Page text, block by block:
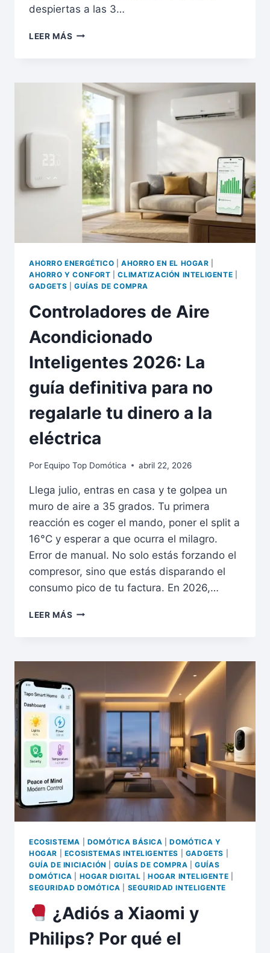
despiertas a las 3…
LEER MÁS
CÓMO
XIAOMI
SMART
FAN
REDEFINE
EL
CONFORT
EN
CASA
(SIN
SUBIR
LA
AHORRO ENERGÉTICO AHORRO EN EL HOGAR
AHORRO Y CONFORT |CLIMATIZACIÓN INTELIGENTE
GADGETS
GUÍAS DE COMPRA
Controladores de Aire
Acondicionado
Inteligentes 2026: La
guía definitiva para no
regalarle tu dinero a la
eléctrica
Por Equipo Top Domótica abril 22, 2026
Llega julio, entras en casa y te golpea un
muro de aire a 35 grados. Tu primera
reacción es coger el mando, poner el split a
16°C y esperar a que ocurra el milagro.
Error de manual. No solo estás forzando el
compresor, sino que estás disparando el
consumo pico de tu factura. En 2026,…
LEER MÁS CONTROLADORES
INTELIGENTES
LA
GUÍA
DEFINITIVA
NO
REGALARLE
TU
DINERO
LA
ECOSISTEMA DOMÓTICA BÁSICA |DOMÓTICA Y
HOGAR
ECOSISTEMAS INTELIGENTES GADGETS
GUÍA DE INICIACIÓN
GUÍAS DE COMPRA |GUÍAS
DOMÓTICA
HOGAR DIGITAL |HOGAR INTELIGENTE
SEGURIDAD DOMÓTICA
SEGURIDAD INTELIGENTE
¿Adiós a Xiaomi y
Philips? Por qué el